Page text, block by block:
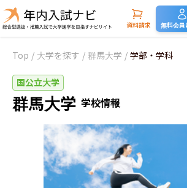
資料請求 無料会員
Top / 大学を探す / 群馬大学 / 学部・学科
国公立大学
群馬大学 学校情報